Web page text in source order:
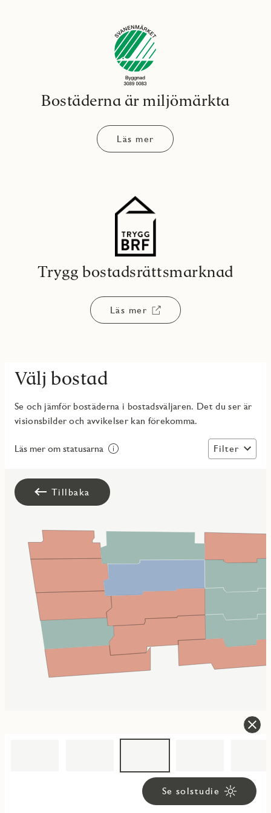
Bostäderna är miljömärkta
Läs mer
Trygg bostadsrättsmarknad
Läs mer
Välj bostad
Se och jämför bostäderna i bostadsväljaren. Det du ser är
visionsbilder och avvikelser kan förekomma.
Läs mer om statusarna Filter
Tillbaka
Se solstudie